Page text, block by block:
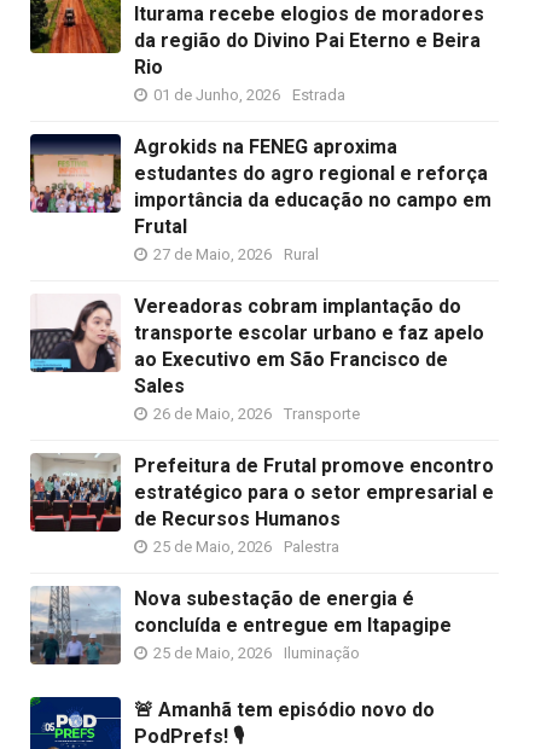
Iturama recebe elogios de moradores
da região do Divino Pai Eterno e Beira
Rio
01 de Junho, 2026 Estrada
Agrokids na FENEG aproxima
estudantes do agro regional e reforça
importância da educação no campo em
Frutal
27 de Maio, 2026 Rural
Vereadoras cobram implantação do
transporte escolar urbano e faz apelo
ao Executivo em São Francisco de
Sales
26 de Maio, 2026 Transporte
Prefeitura de Frutal promove encontro
estratégico para o setor empresarial e
de Recursos Humanos
25 de Maio, 2026 Palestra
Nova subestação de energia é
concluída e entregue em Itapagipe
25 de Maio, 2026 Iluminação
🚨 Amanhã tem episódio novo do
PodPrefs! 🎙️